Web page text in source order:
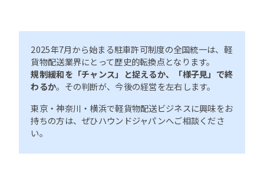
2025年7月から始まる駐車許可制度の全国統一は、軽
貨物配送業界にとって歴史的転換点となります。
規制緩和を「チャンス」と捉えるか、「様子見」で終
わるか。その判断が、今後の経営を左右します。
東京・神奈川・横浜で軽貨物配送ビジネスに興味をお
持ちの方は、ぜひハウンドジャパンへご相談くださ
い。